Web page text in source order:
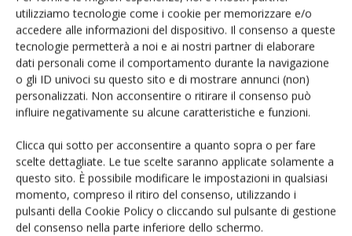
utilizziamo tecnologie come i cookie per memorizzare e/o
accedere alle informazioni del dispositivo. Il consenso a queste
tecnologie permetterà a noi e ai nostri partner di elaborare
dati personali come il comportamento durante la navigazione
o gli ID univoci su questo sito e di mostrare annunci (non)
personalizzati. Non acconsentire o ritirare il consenso può
influire negativamente su alcune caratteristiche e funzioni.
Clicca qui sotto per acconsentire a quanto sopra o per fare
scelte dettagliate. Le tue scelte saranno applicate solamente a
questo sito. È possibile modificare le impostazioni in qualsiasi
momento, compreso il ritiro del consenso, utilizzando i
pulsanti della Cookie Policy o cliccando sul pulsante di gestione
del consenso nella parte inferiore dello schermo.
progetti di automazione e produttività industriale di TE Connectivity